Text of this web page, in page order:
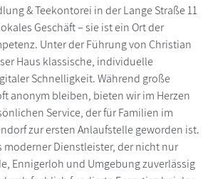
& Teekontorei in der Lange Straße 11
Geschäft – sie ist ein Ort der
Unter der Führung von Christian
Haus klassische, individuelle
Schnelligkeit. Während große
anonym bleiben, bieten wir im Herzen
Service, der für Familien im
zur ersten Anlaufstelle geworden ist.
moderner Dienstleister, der nicht nur
Ennigerloh und Umgebung zuverlässig